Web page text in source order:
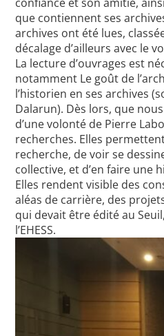
que contiennent ses
archives ont été lues,
décalage d’ailleurs avec le
La lecture d’ouvrages est
notamment Le goût de
l’historien en ses archives
Dalarun). Dès lors, que
d’une volonté de Pierre
recherches. Elles
recherche, de voir se
collective, et d’en faire une
Elles rendent visible des
aléas de carrière, des
qui devait être édité au
l’EHESS.